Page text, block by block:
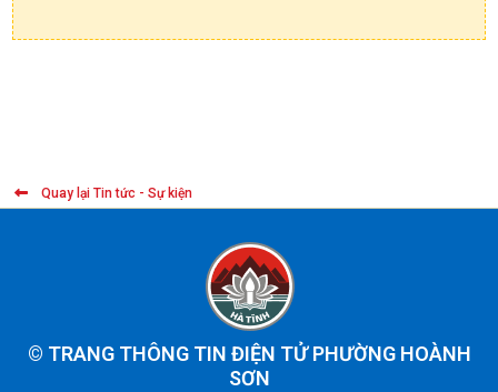
Quay lại Tin tức - Sự kiện
© TRANG THÔNG TIN ĐIỆN TỬ PHƯỜNG HOÀNH
SƠN